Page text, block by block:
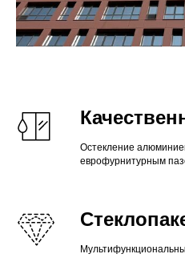
Остекление
еврофурнитурным